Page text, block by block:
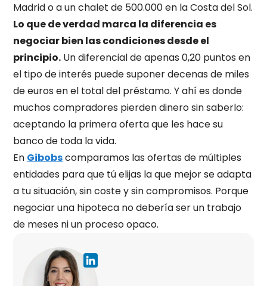
Madrid o a un chalet de 500.000 en la Costa del Sol.
Lo que de verdad marca la diferencia es
negociar bien las condiciones desde el
principio. Un diferencial de apenas 0,20 puntos en
el tipo de interés puede suponer decenas de miles
de euros en el total del préstamo. Y ahí es donde
muchos compradores pierden dinero sin saberlo:
aceptando la primera oferta que les hace su
banco de toda la vida.
En Gibobscomparamos las ofertas de múltiples
entidades para que tú elijas la que mejor se adapta
a tu situación, sin coste y sin compromisos. Porque
negociar una hipoteca no debería ser un trabajo
de meses ni un proceso opaco.